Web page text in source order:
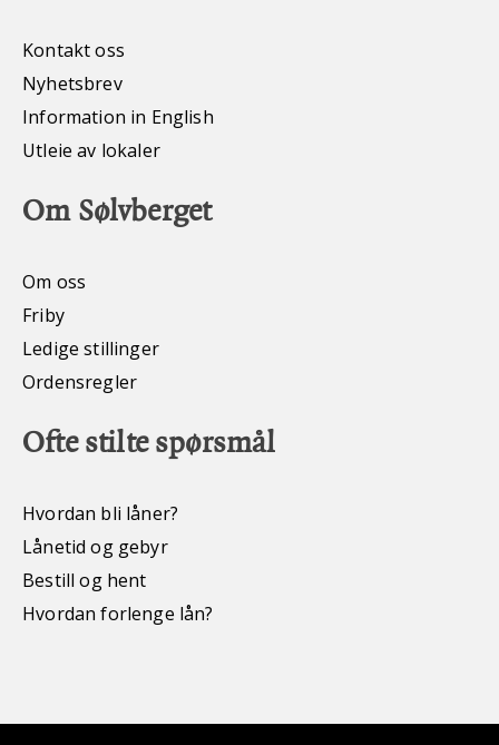
Kontakt oss
Nyhetsbrev
Information in English
Utleie av lokaler
Om Sølvberget
Om oss
Friby
Ledige stillinger
Ordensregler
Ofte stilte spørsmål
Hvordan bli låner?
Lånetid og gebyr
Bestill og hent
Hvordan forlenge lån?